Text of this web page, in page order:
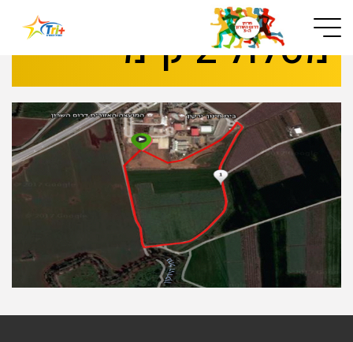
Button used only for devices with a small screen
מסלול 2 ק"מ